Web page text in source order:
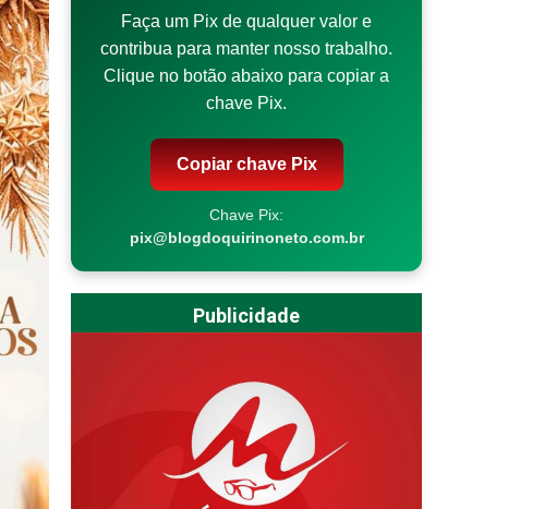
Faça um Pix de qualquer valor e
contribua para manter nosso trabalho.
Clique no botão abaixo para copiar a
chave Pix.
Copiar chave Pix
Chave Pix:
pix@blogdoquirinoneto.com.br
Publicidade